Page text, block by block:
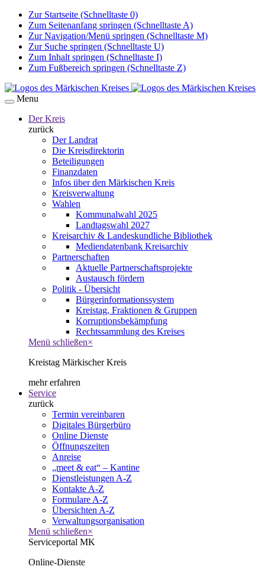
Zur Startseite (Schnelltaste 0)
Zum Seitenanfang springen (Schnelltaste A)
Zur Navigation/Menü springen (Schnelltaste M)
Zur Suche springen (Schnelltaste U)
Zum Inhalt springen (Schnelltaste I)
Zum Fußbereich springen (Schnelltaste Z)
Menu
Der Kreis
zurück
Der Landrat
Die Kreisdirektorin
Beteiligungen
Finanzdaten
Infos über den Märkischen Kreis
Kreisverwaltung
Wahlen
Kommunalwahl 2025
Landtagswahl 2027
Kreisarchiv & Landeskundliche Bibliothek
Mediendatenbank Kreisarchiv
Partnerschaften
Aktuelle Partnerschaftsprojekte
Austausch fördern
Politik - Übersicht
Bürgerinformationssystem
Kreistag, Fraktionen & Gruppen
Korruptionsbekämpfung
Rechtssammlung des Kreises
Menü schließen×
Kreistag Märkischer Kreis
mehr erfahren
Service
zurück
Termin vereinbaren
Digitales Bürgerbüro
Online Dienste
Öffnungszeiten
Anreise
„meet & eat“ – Kantine
Dienstleistungen A-Z
Kontakte A-Z
Formulare A-Z
Übersichten A-Z
Verwaltungsorganisation
Menü schließen×
Serviceportal MK
Online-Dienste